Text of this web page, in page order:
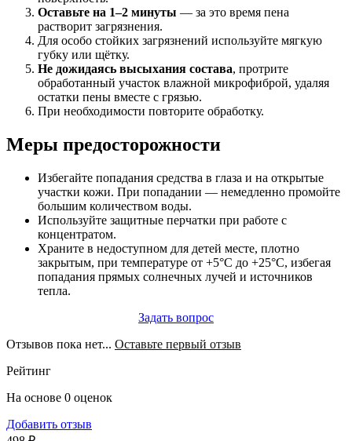
Оставьте на 1–2 минуты — за это время пена
растворит загрязнения.
Для особо стойких загрязнений используйте мягкую
губку или щётку.
Не дожидаясь высыхания состава, протрите
обработанный участок влажной микрофиброй, удаляя
остатки пены вместе с грязью.
При необходимости повторите обработку.
Меры предосторожности
Избегайте попадания средства в глаза и на открытые
участки кожи. При попадании — немедленно промойте
большим количеством воды.
Используйте защитные перчатки при работе с
концентратом.
Храните в недоступном для детей месте, плотно
закрытым, при температуре от +5°C до +25°C, избегая
попадания прямых солнечных лучей и источников
тепла.
Задать вопрос
Отзывов пока нет... Оставьте первый отзыв
Рейтинг
На основе 0 оценок
Добавить отзыв